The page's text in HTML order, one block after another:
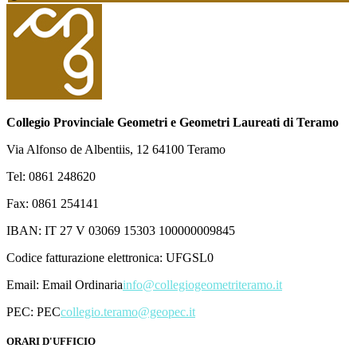
Collegio Provinciale Geometri e Geometri Laureati di Teramo
Via Alfonso de Albentiis, 12 64100 Teramo
Tel: 0861 248620
Fax: 0861 254141
IBAN: IT 27 V 03069 15303 100000009845
Codice fatturazione elettronica: UFGSL0
Email: Email Ordinariainfo@collegiogeometriteramo.it
PEC: PECcollegio.teramo@geopec.it
ORARI D'UFFICIO